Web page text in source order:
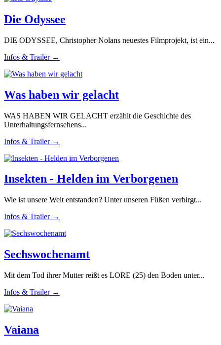
Die Odyssee
DIE ODYSSEE, Christopher Nolans neuestes Filmprojekt, ist ein...
Infos & Trailer →
Was haben wir gelacht
WAS HABEN WIR GELACHT erzählt die Geschichte des
Unterhaltungsfernsehens...
Infos & Trailer →
Insekten - Helden im Verborgenen
Wie ist unsere Welt entstanden? Unter unseren Füßen verbirgt...
Infos & Trailer →
Sechswochenamt
Mit dem Tod ihrer Mutter reißt es LORE (25) den Boden unter...
Infos & Trailer →
Vaiana